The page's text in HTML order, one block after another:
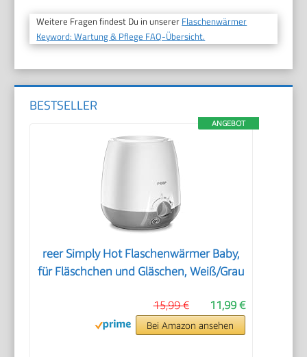
Weitere Fragen findest Du in unserer Flaschenwärmer
Keyword: Wartung & Pflege FAQ-Übersicht.
BESTSELLER
ANGEBOT
reer Simply Hot Flaschenwärmer Baby,
für Fläschchen und Gläschen, Weiß/Grau
11,99 €
15,99 €
Bei Amazon ansehen